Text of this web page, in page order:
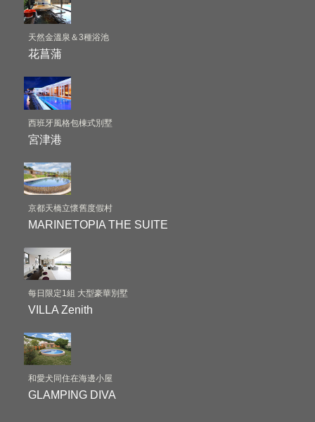
天然金溫泉＆3種浴池
花菖蒲
西班牙風格包棟式別墅
宮津港
京都天橋立懷舊度假村
MARINETOPIA THE SUITE
每日限定1組 大型豪華別墅
VILLA Zenith
和愛犬同住在海邊小屋
GLAMPING DIVA